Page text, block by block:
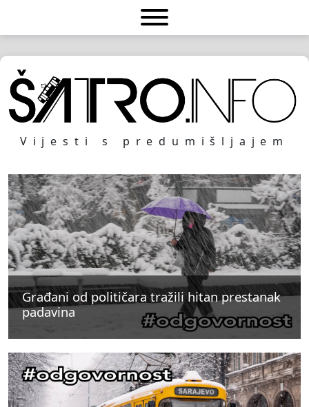
Vijesti s predumišljajem
Građani od političara tražili hitan prestanak
padavina
Građani od političara tražili hitan prestanak
padavina
Građani od političara tražili hitan prestanak
padavina